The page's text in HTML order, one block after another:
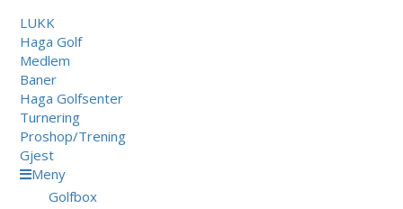
LUKK
Haga Golf
Medlem
Baner
Haga Golfsenter
Turnering
Proshop/Trening
Gjest
Meny
Golfbox